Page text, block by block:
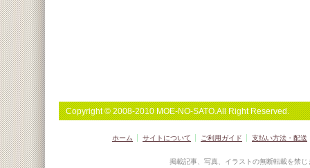
Copyright © 2008-2010 MOE-NO-SATO.All Right Reserved.
ホーム サイトについて ご利用ガイド 支払い方法・配送
掲載記事、写真、イラストの無断転載を禁